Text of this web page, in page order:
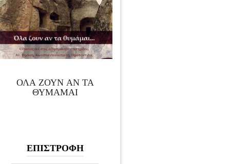
ΟΛΑ ΖΟΥΝ ΑΝ ΤΑ
ΘΥΜΑΜΑΙ
ΕΠΙΣΤΡΟΦΗ